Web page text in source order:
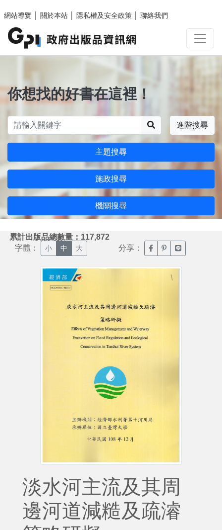
網站導覽
關於本站 隱私權及安全政策 聯絡我們
你想找的好書在這裡！
進階搜尋
主題搜尋
施政搜尋
機關搜尋
累計出版品總數量：117,872
字體： 小 中 大 分享： 臉書分享(另開新視窗)
噗浪分享(另開新
Line分享(另
淡水河主流及其周
邊河道減糙及疏濬